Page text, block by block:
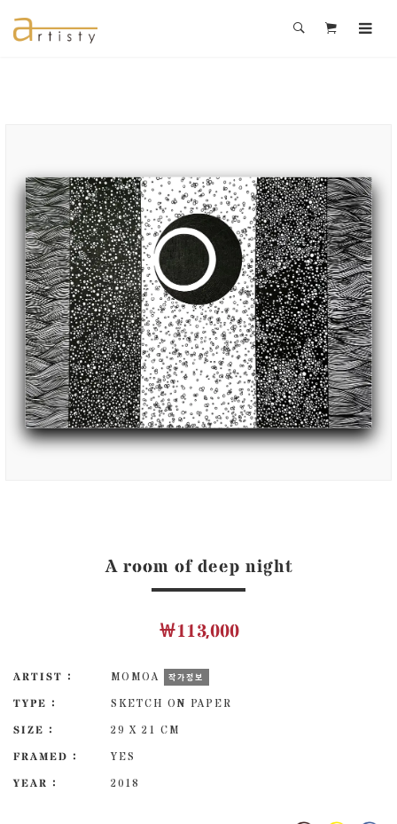
A room of deep night
￦113,000
ARTIST : MOMOA 작가정보
TYPE :
SKETCH ON PAPER
SIZE :
29 X 21 CM
FRAMED :
YES
YEAR :
2018